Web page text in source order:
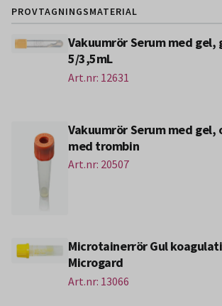
PROVTAGNINGSMATERIAL
Vakuumrör Serum med gel,
5/3,5mL
Art.nr: 12631
Vakuumrör Serum med gel,
med trombin
Art.nr: 20507
Microtainerrör Gul
Microgard
Art.nr: 13066